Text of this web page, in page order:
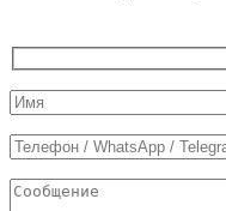
Служебные
поля
формы